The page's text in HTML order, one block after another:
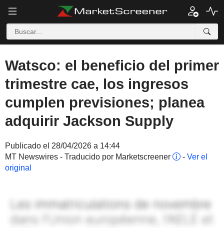
Watsco: el beneficio del primer
trimestre cae, los ingresos
cumplen previsiones; planea
adquirir Jackson Supply
Publicado el 28/04/2026 a 14:44
MT Newswires - Traducido por Marketscreener
- Ver el
original